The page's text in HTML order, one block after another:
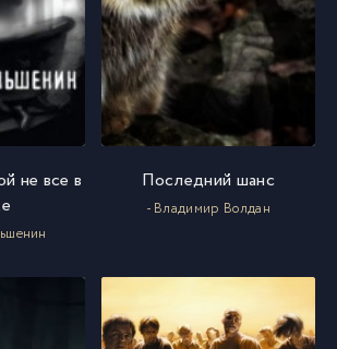
не все в
Последний шанс
- Владимир Волдан